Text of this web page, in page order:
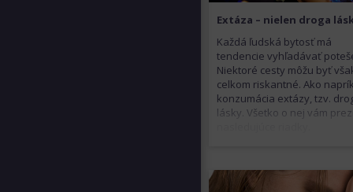
Extáza – nielen droga
Každá ľudská bytosť má
tendencie vyhľadávať
Niektoré cesty môžu byť
celkom riskantné. Ako
konzumácia extázy, tzv.
lásky. Všetko o nej vám